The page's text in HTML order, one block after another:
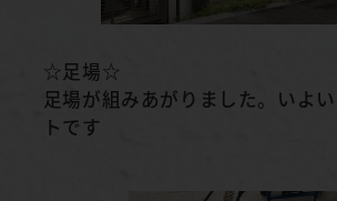
☆足場☆
足場が組みあがりました。いよ
トです